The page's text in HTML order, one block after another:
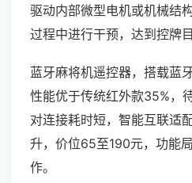
驱动内部微型电机或机械结
过程中进行干预，达到控牌目
蓝牙麻将机遥控器，搭载蓝
性能优于传统红外款35%，
对连接耗时短，智能互联适
升，价位65至190元，功能
作。